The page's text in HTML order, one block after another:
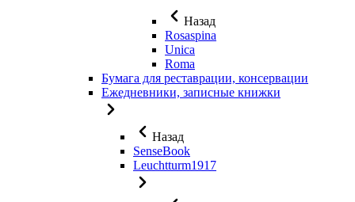
Назад
Rosaspina
Unica
Roma
Бумага для реставрации, консервации
Ежедневники, записные книжки
Назад
SenseBook
Leuchtturm1917